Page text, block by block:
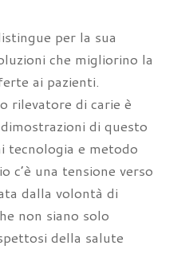
per la sua
che migliorino la
ai pazienti.
rilevatore di carie è
di questo
tecnologia e metodo
una tensione verso
dalla volontà di
non siano solo
della salute